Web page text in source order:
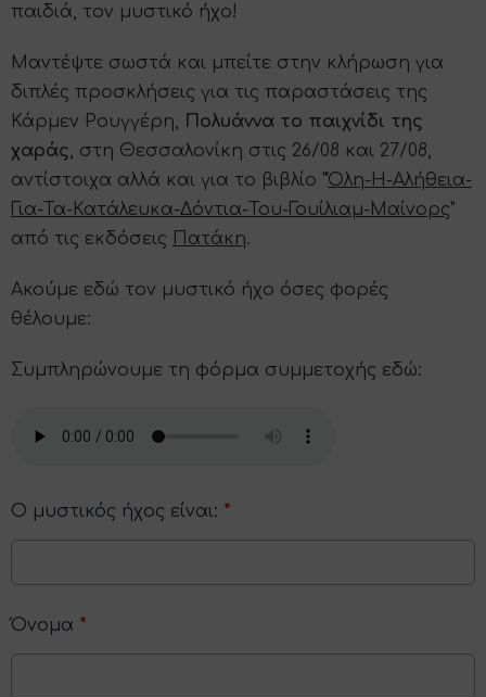
παιδιά, τον μυστικό ήχο!
Μαντέψτε σωστά και μπείτε στην κλήρωση για
διπλές προσκλήσεις για τις παραστάσεις της
Κάρμεν Ρουγγέρη, Πολυάννα το παιχνίδι της
χαράς, στη Θεσσαλονίκη στις 26/08 και 27/08,
αντίστοιχα αλλά και για το βιβλίο "Όλη-Η-Αλήθεια-
Για-Τα-Κατάλευκα-Δόντια-Του-Γουίλιαμ-Μαίνορς"
από τις εκδόσεις
Πατάκη.
Ακούμε εδώ τον μυστικό ήχο όσες φορές
θέλουμε:
Συμπληρώνουμε τη φόρμα συμμετοχής εδώ:
Ο μυστικός ήχος είναι: *
Όνομα *